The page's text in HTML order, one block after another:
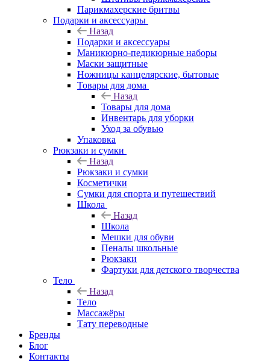
Парикмахерские бритвы
Подарки и аксессуары
Назад
Подарки и аксессуары
Маникюрно-педикюрные наборы
Маски защитные
Ножницы канцелярские, бытовые
Товары для дома
Назад
Товары для дома
Инвентарь для уборки
Уход за обувью
Упаковка
Рюкзаки и сумки
Назад
Рюкзаки и сумки
Косметички
Сумки для спорта и путешествий
Школа
Назад
Школа
Мешки для обуви
Пеналы школьные
Рюкзаки
Фартуки для детского творчества
Тело
Назад
Тело
Массажёры
Тату переводные
Бренды
Блог
Контакты